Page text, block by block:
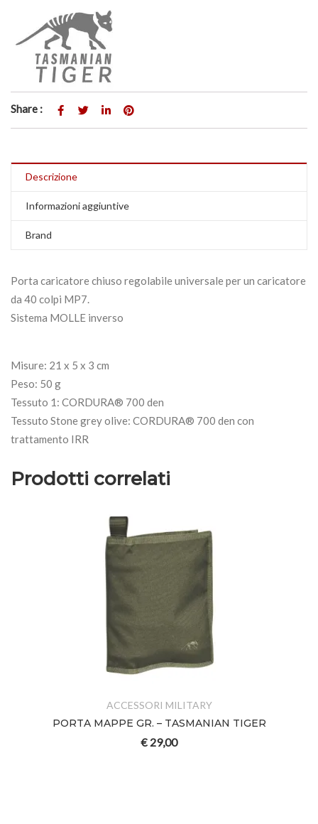
Share :
Descrizione
Informazioni aggiuntive
Brand
Porta caricatore chiuso regolabile universale per un caricatore
da 40 colpi MP7.
Sistema MOLLE inverso
Misure: 21 x 5 x 3 cm
Peso: 50 g
Tessuto 1: CORDURA® 700 den
Tessuto Stone grey olive: CORDURA® 700 den con
trattamento IRR
Prodotti correlati
ACCESSORI MILITARY
PORTA MAPPE GR. – TASMANIAN TIGER
€ 29,00